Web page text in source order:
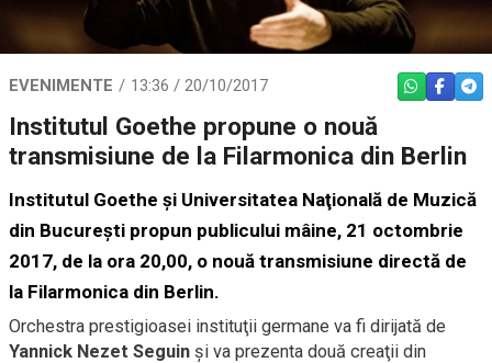
EVENIMENTE 13:36 / 20/10/2017 WHATSAPP
Institutul Goethe propune o nouă
transmisiune de la Filarmonica din Berlin
Institutul Goethe şi Universitatea Naţională de Muzică
din Bucureşti propun publicului mâine, 21 octombrie
2017, de la ora 20,00, o nouă transmisiune directă de
la Filarmonica din Berlin.
Orchestra prestigioasei instituţii germane va fi dirijată de
Yannick Nezet Seguin şi va prezenta două creaţii din